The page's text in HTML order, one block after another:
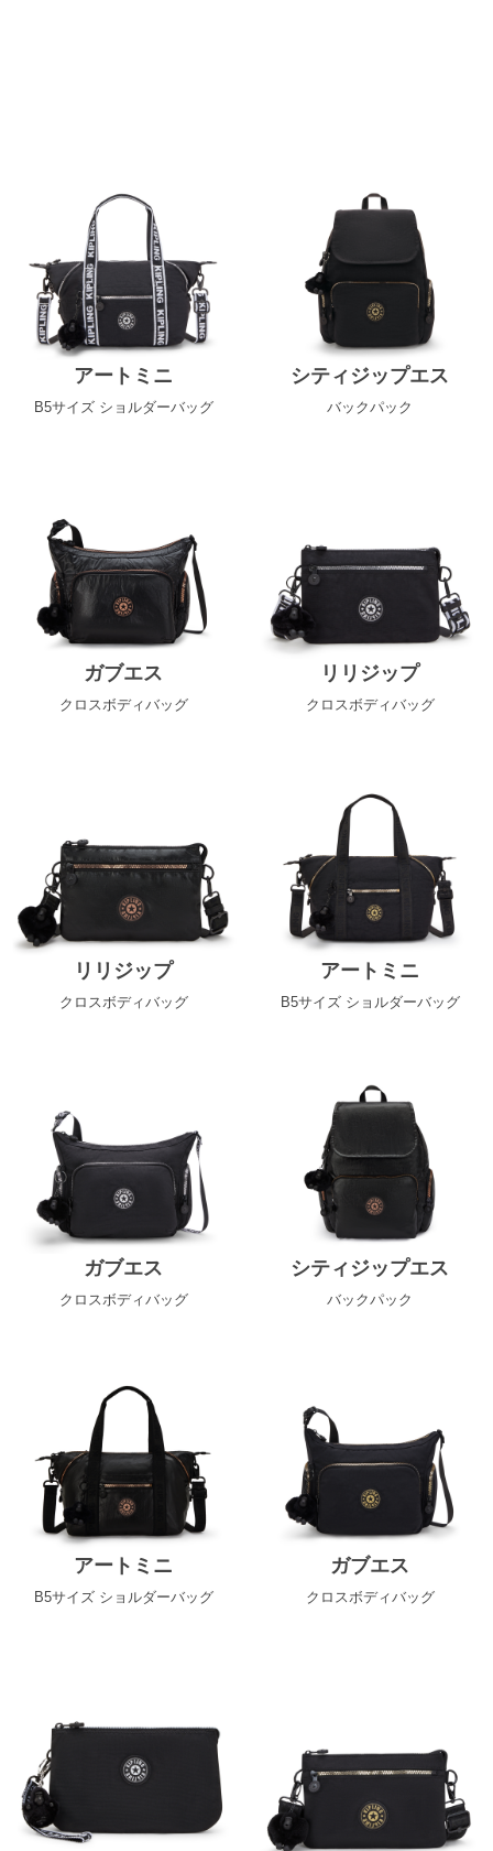
アートミニ
B5サイズ ショルダーバッグ
シティジップエス
バックパック
ガブエス
クロスボディバッグ
リリジップ
クロスボディバッグ
リリジップ
クロスボディバッグ
アートミニ
B5サイズ ショルダーバッグ
ガブエス
クロスボディバッグ
シティジップエス
バックパック
アートミニ
B5サイズ ショルダーバッグ
ガブエス
クロスボディバッグ